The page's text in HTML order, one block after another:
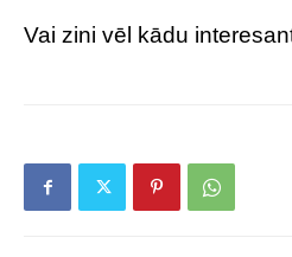
Vai zini vēl kādu